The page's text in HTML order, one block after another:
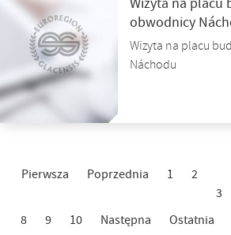
Wizyta na placu
obwodnicy
Wizyta na placu
Náchodu
Pierwsza Poprzednia 1
2
3
8
9 10 Następna Ostatnia